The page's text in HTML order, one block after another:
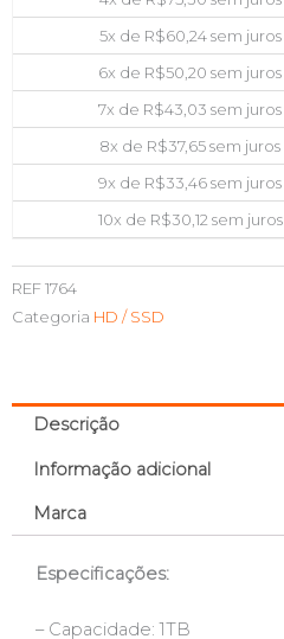
5x de R$60,24sem juros
6x de R$50,20 sem juros
7x de R$43,03 sem juros
8x de R$37,65sem juros
9x de R$33,46sem juros
10x de R$30,12 sem juros
REF1764
Categoria HD / SSD
Descrição
Informação adicional
Marca
Especificações:
– Capacidade: 1TB